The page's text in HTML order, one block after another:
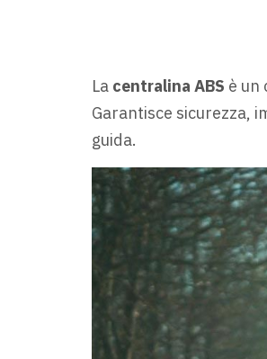
La centralina ABS è un
Garantisce sicurezza,
guida.